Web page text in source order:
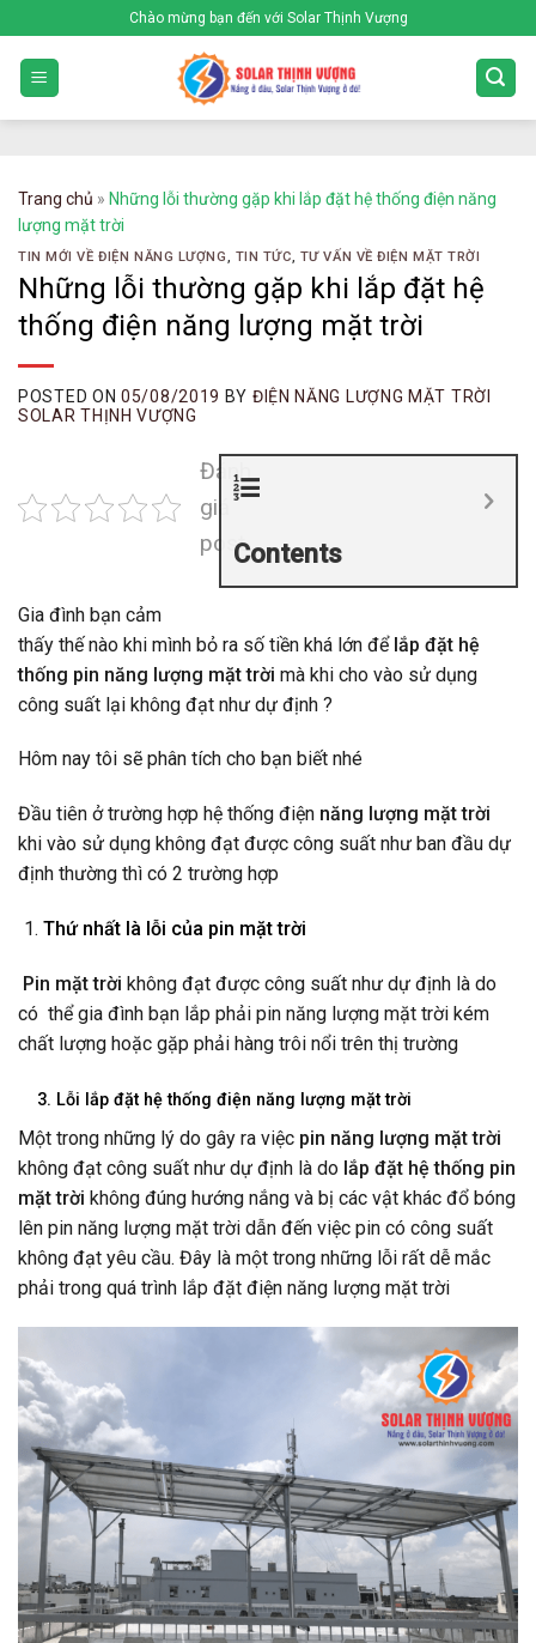
to
content
Chào mừng bạn đến với Solar Thịnh Vượng
Trang chủ » Những lỗi thường gặp khi lắp đặt hệ thống điện năng
lượng mặt trời
TIN MỚI VỀ ĐIỆN NĂNG LƯỢNG, TIN TỨC, TƯ VẤN VỀ ĐIỆN MẶT TRỜI
Những lỗi thường gặp khi lắp đặt hệ
thống điện năng lượng mặt trời
POSTED ON 05/08/2019 BY ĐIỆN NĂNG LƯỢNG MẶT TRỜI
SOLAR THỊNH VƯỢNG
Contents
Đánh
giá
post
Gia đình bạn cảm
thấy thế nào khi mình bỏ ra số tiền khá lớn để lắp đặt hệ
thống pin năng lượng mặt trời mà khi cho vào sử dụng
công suất lại không đạt như dự định ?
Hôm nay tôi sẽ phân tích cho bạn biết nhé
Đầu tiên ở trường hợp hệ thống điện năng lượng mặt trời
khi vào sử dụng không đạt được công suất như ban đầu dự
định thường thì có 2 trường hợp
Thứ nhất là lỗi của pin mặt trời
Pin mặt trời không đạt được công suất như dự định là do
có thể gia đình bạn lắp phải pin năng lượng mặt trời kém
chất lượng hoặc gặp phải hàng trôi nổi trên thị trường
3. Lỗi lắp đặt hệ thống điện năng lượng mặt trời
Một trong những lý do gây ra việc pin năng lượng mặt trời
không đạt công suất như dự định là do lắp đặt hệ thống pin
mặt trời không đúng hướng nắng và bị các vật khác đổ bóng
lên pin năng lượng mặt trời dẫn đến việc pin có công suất
không đạt yêu cầu. Đây là một trong những lỗi rất dễ mắc
phải trong quá trình lắp đặt điện năng lượng mặt trời